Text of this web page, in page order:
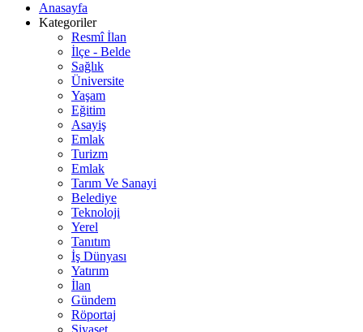
Anasayfa
Kategoriler
Resmî İlan
İlçe - Belde
Sağlık
Üniversite
Yaşam
Eğitim
Asayiş
Emlak
Turizm
Emlak
Tarım Ve Sanayi
Belediye
Teknoloji
Yerel
Tanıtım
İş Dünyası
Yatırım
İlan
Gündem
Röportaj